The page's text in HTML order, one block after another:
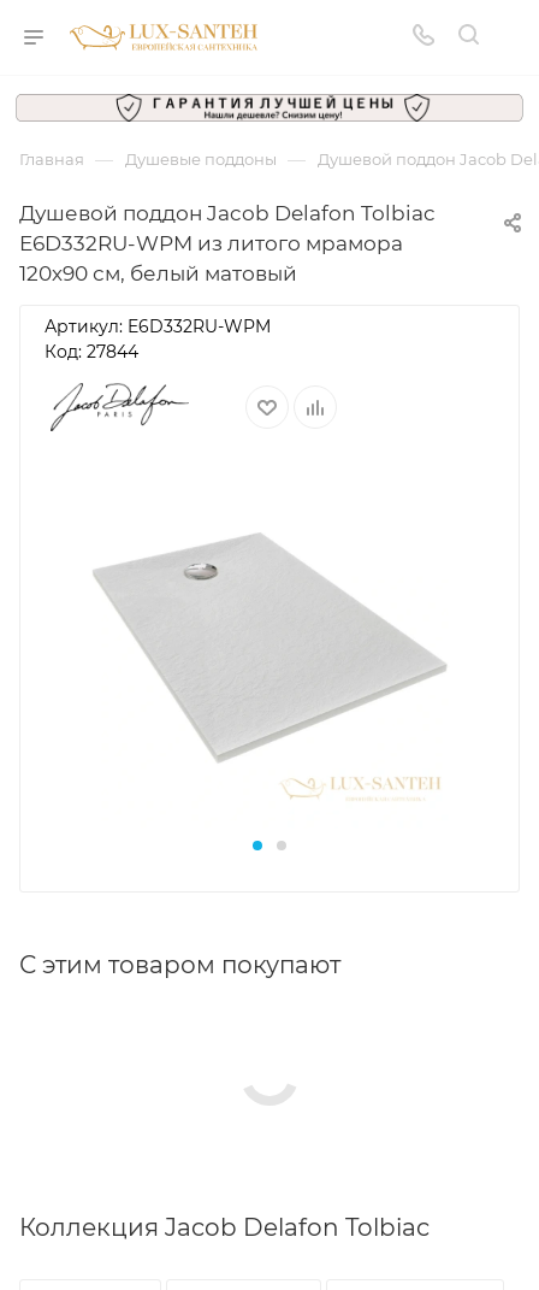
Главная — Душевые поддоны — Душевой поддон Jacob
Душевой поддон Jacob Delafon Tolbiac
E6D332RU-WPM из литого мрамора
120х90 см, белый матовый
Артикул: E6D332RU-WPM
Код: 27844
С этим товаром покупают
Коллекция Jacob Delafon Tolbiac